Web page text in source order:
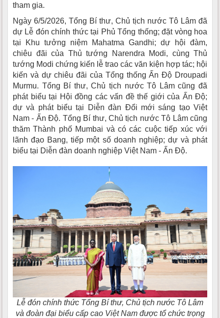
tham gia.
Ngày 6/5/2026, Tổng Bí thư, Chủ tịch nước Tô Lâm đã
dự Lễ đón chính thức tại Phủ Tổng thống; đặt vòng hoa
tại Khu tưởng niệm Mahatma Gandhi; dự hội đàm,
chiêu đãi của Thủ tướng Narendra Modi, cùng Thủ
tướng Modi chứng kiến lễ trao các văn kiện hợp tác; hội
kiến và dự chiêu đãi của Tổng thống Ấn Độ Droupadi
Murmu. Tổng Bí thư, Chủ tịch nước Tô Lâm cũng đã
phát biểu tại Hội đồng các vấn đề thế giới của Ấn Độ;
dự và phát biểu tại Diễn đàn Đổi mới sáng tạo Việt
Nam - Ấn Độ. Tổng Bí thư, Chủ tịch nước Tô Lâm cũng
thăm Thành phố Mumbai và có các cuộc tiếp xúc với
lãnh đạo Bang, tiếp một số doanh nghiệp; dự và phát
biểu tại Diễn đàn doanh nghiệp Việt Nam - Ấn Độ.
Lễ đón chính thức Tổng Bí thư, Chủ tịch nước Tô Lâm
và đoàn đại biểu cấp cao Việt Nam được tổ chức trọng